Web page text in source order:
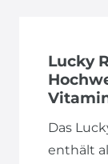
Lucky
Das
enthält